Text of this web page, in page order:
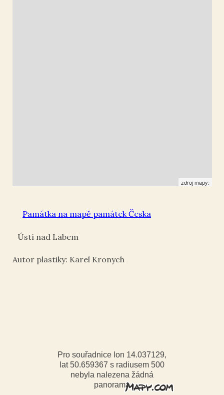
zdroj mapy:
Památka na mapě památek Česka
Ústí nad Labem
Autor plastiky: Karel Kronych
Pro souřadnice lon 14.037129,
lat 50.659367 s radiusem 500
nebyla nalezena žádná
panorama